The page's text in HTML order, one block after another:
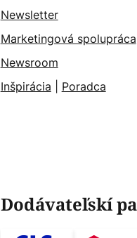
Newsletter
Marketingová spolupráca
Newsroom
Inšpirácia
Poradca
Dodávateľskí